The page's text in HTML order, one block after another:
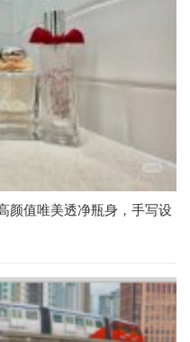
颜值唯美透净瓶身，手写设